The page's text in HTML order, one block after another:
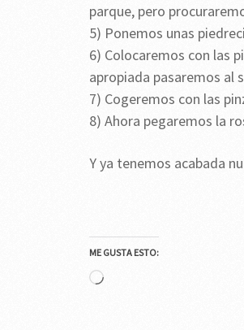
parque, pero
5) Ponemos unas
6) Colocaremos con las
apropiada pasaremos al
7) Cogeremos con las
8) Ahora pegaremos la
Y ya tenemos acabada
ME GUSTA ESTO:
Cargando...